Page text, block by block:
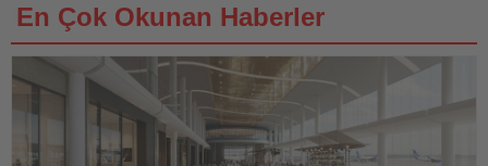
En Çok Okunan Haberler